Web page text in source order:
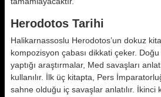
Herodotos Tarihi
Halikarnassoslu Herodotos’un dokuz
kompozisyon çabası dikkati çeker.
yaptığı araştırmalar, Med savaşları
kullanılır. İlk üç kitapta, Pers
sahne olduğu iç savaşlar anlatılır. İkinci